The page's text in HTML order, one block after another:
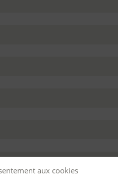
aux cookies
d’un financement